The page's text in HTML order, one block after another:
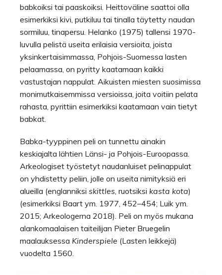
babkoiksi tai paaskoiksi. Heittoväline saattoi olla
esimerkiksi kivi, putkiluu tai tinalla täytetty naudan
sormiluu, tinapersu. Helanko (1975) tallensi 1970-
luvulla pelistä useita erilaisia versioita, joista
yksinkertaisimmassa, Pohjois-Suomessa lasten
pelaamassa, on pyritty kaatamaan kaikki
vastustajan nappulat. Aikuisten miesten suosimissa
monimutkaisemmissa versioissa, joita voitiin pelata
rahasta, pyrittiin esimerkiksi kaatamaan vain tietyt
babkat.
Babka-tyyppinen peli on tunnettu ainakin
keskiajalta lähtien Länsi- ja Pohjois-Euroopassa.
Arkeologiset työstetyt naudanluiset pelinappulat
on yhdistetty peliin, jolle on useita nimityksiä eri
alueilla (englanniksiskittles, ruotsiksi kasta kota)
(esimerkiksi Baart ym. 1977, 452–454; Luik ym.
2015; Arkeologerna 2018). Peli on myös mukana
alankomaalaisen taiteilijan Pieter Bruegelin
maalauksessa Kinderspiele (Lasten leikkejä)
vuodelta 1560.